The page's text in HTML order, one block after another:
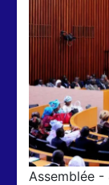
Assemblée -